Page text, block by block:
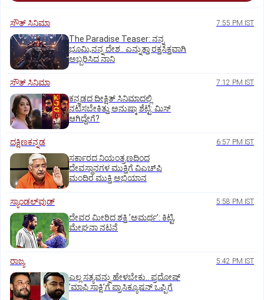
ಸೌತ್‌ ಸಿನಿಮಾ 7:55 PM IST
The Paradise Teaser: ನನ್ನ
ಭೂಮಿ,ನನ್ನ ದೇಶ.. ಎನ್ನುತ್ತಾ ರಕ್ತಸಿಕ್ತವಾಗಿ
ಅಬ್ಬರಿಸಿದ ನಾನಿ
ಸೌತ್‌ ಸಿನಿಮಾ 7:12 PM IST
ಕನ್ನಡದ ದೀಕ್ಷಿತ್‌ ಸಿನಿಮಾದಲ್ಲಿ
ನಟಿಸಬೇಕಿತ್ತು ಅನುಷ್ಕಾ ಶೆಟ್ಟಿ: ಮಿಸ್‌
ಆಗಿದ್ದೇಗೆ?
ದಕ್ಷಿಣಕನ್ನಡ 6:57 PM IST
ಸರ್ಕಾರದ ನಿಯಂತ್ರಣದಿಂದ
ದೇವಸ್ಥಾನಗಳ ಮುಕ್ತಿಗೆ ವಿಎಚ್‌ಪಿ
ಮಂದಿರ ಮುಕ್ತಿ ಅಭಿಯಾನ
ಸ್ಯಾಂಡಲ್‌ವುಡ್‌ 5:58 PM IST
ದೇವರ ಮೀರಿದ ಶಕ್ತಿ ʼಅಮರ್ಥʼ: ಕಿಟ್ಟಿ,
ಮೇಘನಾ ನಟನೆ
ರಾಜ್ಯ 5:42 PM IST
ಎಲ್ಲ ಸತ್ಯವನ್ನು ಹೇಳಬೇಕು.. ಪ್ರದೋಷ್‌
ʼಮಾಫಿ ಸಾಕ್ಷಿʼಗೆ ಪ್ರಾಸಿಕ್ಯೂಷನ್ ಒಪ್ಪಿಗೆ